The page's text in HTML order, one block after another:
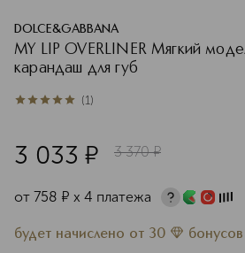
DOLCE&GABBANA
MY LIP OVERLINER Мягкий
карандаш для губ
5из 51 (1)
3 033 ¤ 3 370 ¤
от 758 ¤ х 4 платежа
будет начислено от 30 бонусов